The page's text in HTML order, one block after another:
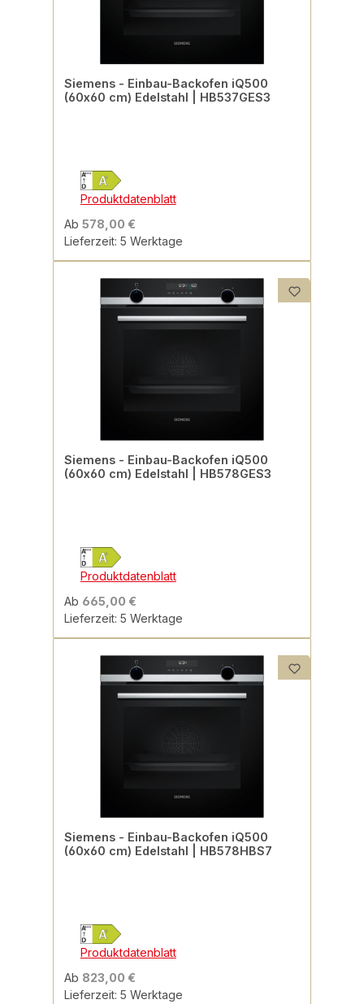
Siemens - Einbau-Backofen iQ500
(60x60 cm) Edelstahl | HB537GES3
Produktdatenblatt
Ab 578,00 €
Lieferzeit: 5 Werktage
Siemens - Einbau-Backofen iQ500
(60x60 cm) Edelstahl | HB578GES3
Produktdatenblatt
Ab 665,00 €
Lieferzeit: 5 Werktage
Siemens - Einbau-Backofen iQ500
(60x60 cm) Edelstahl | HB578HBS7
Produktdatenblatt
Ab 823,00 €
Lieferzeit: 5 Werktage